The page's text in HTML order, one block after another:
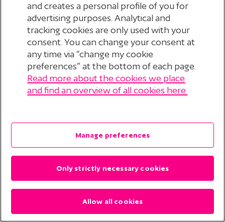
© 2026 Stichting Pensioenfonds voor
Disclaimer
Privacyverklaring
Cookieverklaring
Cookie Preferences
and creates a personal profile of you for
advertising purposes. Analytical and
tracking cookies are only used with your
consent. You can change your consent at
any time via “change my cookie
preferences” at the bottom of each page.
Read more about the cookies we place
and find an overview of all cookies here.
Manage preferences
Only strictly necessary cookies
Allow all cookies